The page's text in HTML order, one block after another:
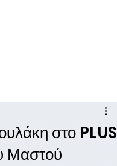
στο PLUS
Μαστού